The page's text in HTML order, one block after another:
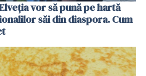
vor să pună pe hartă
săi din diaspora. Cum